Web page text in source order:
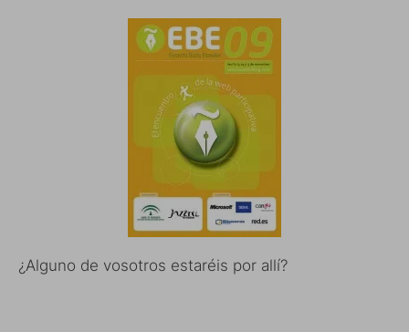
¿Alguno de vosotros estaréis por allí?